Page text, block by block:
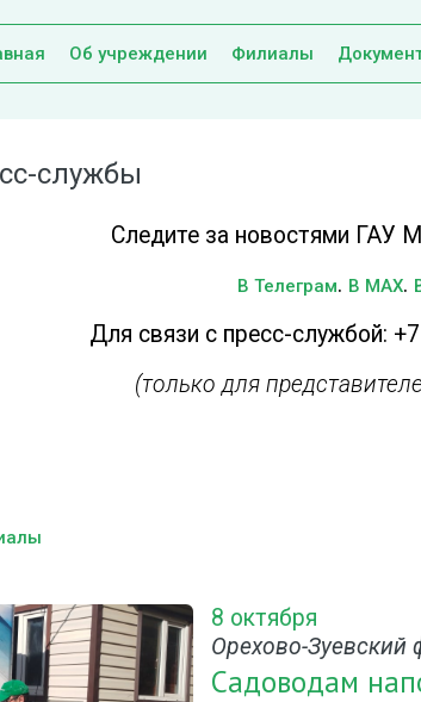
Об учреждении Филиалы
службы
Следите за новостями ГАУ
В Телеграм. В MAX.
Для связи с пресс-службой:
(только для
8 октября
Орехово-Зуевский
Садоводам